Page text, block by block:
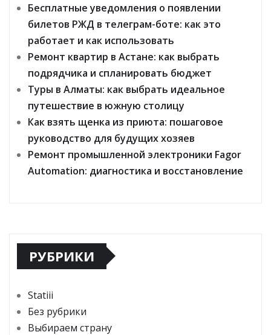
Бесплатные уведомления о появлении
билетов РЖД в телеграм-боте: как это
работает и как использовать
Ремонт квартир в Астане: как выбрать
подрядчика и спланировать бюджет
Туры в Алматы: как выбрать идеальное
путешествие в южную столицу
Как взять щенка из приюта: пошаговое
руководство для будущих хозяев
Ремонт промышленной электроники Fagor
Automation: диагностика и восстановление
РУБРИКИ
Statiii
Без рубрики
Выбираем страну